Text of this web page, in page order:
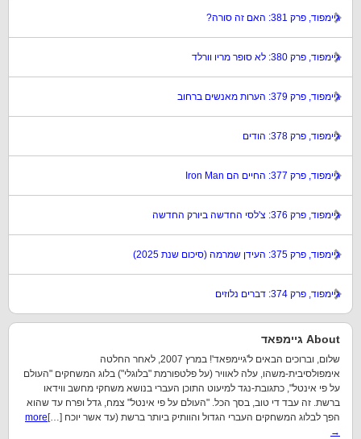
גיימפוד, פרק 381: האם זה סורה?
גיימפוד, פרק 380: לא סופר מריו וורלד
גיימפוד, פרק 379: הערות מאנשים ברחוב
גיימפוד, פרק 378: הודים
גיימפוד, פרק 377: החיים הם Iron Man
גיימפוד, פרק 376: צ'לסי החדשה ביורק החדשה
גיימפוד, פרק 375: העידן שמרמה (סיכום שנת 2025)
גיימפוד, פרק 374: דברים נלוזים
About גיימפאד
שלום, וברוכים הבאים ל'גיימפאד'! במרץ 2007, לאחר החלטה
אימפולסיבית-משהו, עלה לאוויר (על פלטפורמת "בלוגלי") בלוג המשחקים "העולם
על פי אינטל", כתגובת-נגד למיעוט התוכן העברי בנושא משחקי מחשב ווידאו
ברשת. זה עבד די טוב, בסך הכל. "העולם על פי אינטל" צמח, גדל ופרח עד שהוא
הפך לבלוג המשחקים העברי הגדול והוותיק ביותר ברשת (עד אשר יוכח […] more
→